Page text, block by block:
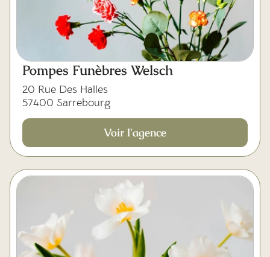
Pompes Funèbres Welsch
20 Rue Des Halles
57400 Sarrebourg
Voir l'agence